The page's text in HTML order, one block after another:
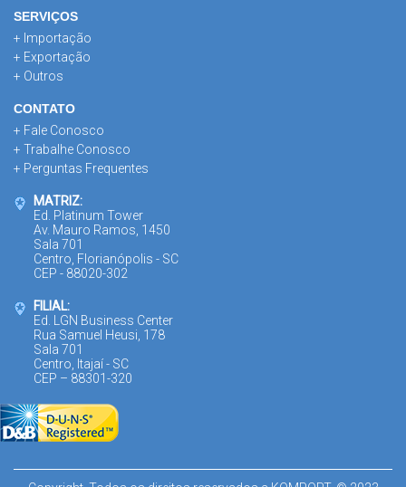
SERVIÇOS
+ Importação
+ Exportação
+ Outros
CONTATO
+ Fale Conosco
+ Trabalhe Conosco
+ Perguntas Frequentes
MATRIZ:
Ed. Platinum Tower
Av. Mauro Ramos, 1450
Sala 701
Centro, Florianópolis - SC
CEP - 88020-302
FILIAL:
Ed. LGN Business Center
Rua Samuel Heusi, 178
Sala 701
Centro, Itajaí - SC
CEP – 88301-320